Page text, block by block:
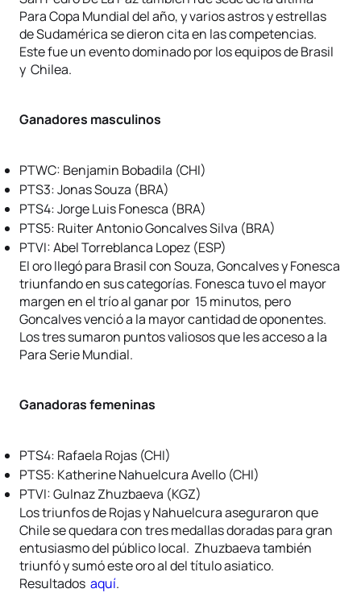
Para Copa Mundial del año, y varios astros y estrellas
de Sudamérica se dieron cita en las competencias.
Este fue un evento dominado por los equipos de Brasil
y Chilea.
Ganadores masculinos
PTWC: Benjamin Bobadila (CHI)
PTS3: Jonas Souza (BRA)
PTS4: Jorge Luis Fonesca (BRA)
PTS5: Ruiter Antonio Goncalves Silva (BRA)
PTVI: Abel Torreblanca Lopez (ESP)
El oro llegó para Brasil con Souza, Goncalves y Fonesca
triunfando en sus categorías. Fonesca tuvo el mayor
margen en el trío al ganar por 15 minutos, pero
Goncalves venció a la mayor cantidad de oponentes.
Los tres sumaron puntos valiosos que les acceso a la
Para Serie Mundial.
Ganadoras femeninas
PTS4: Rafaela Rojas (CHI)
PTS5: Katherine Nahuelcura Avello (CHI)
PTVI: Gulnaz Zhuzbaeva (KGZ)
Los triunfos de Rojas y Nahuelcura aseguraron que
Chile se quedara con tres medallas doradas para gran
entusiasmo del público local. Zhuzbaeva también
triunfó y sumó este oro al del título asiatico.
Resultados aquí.